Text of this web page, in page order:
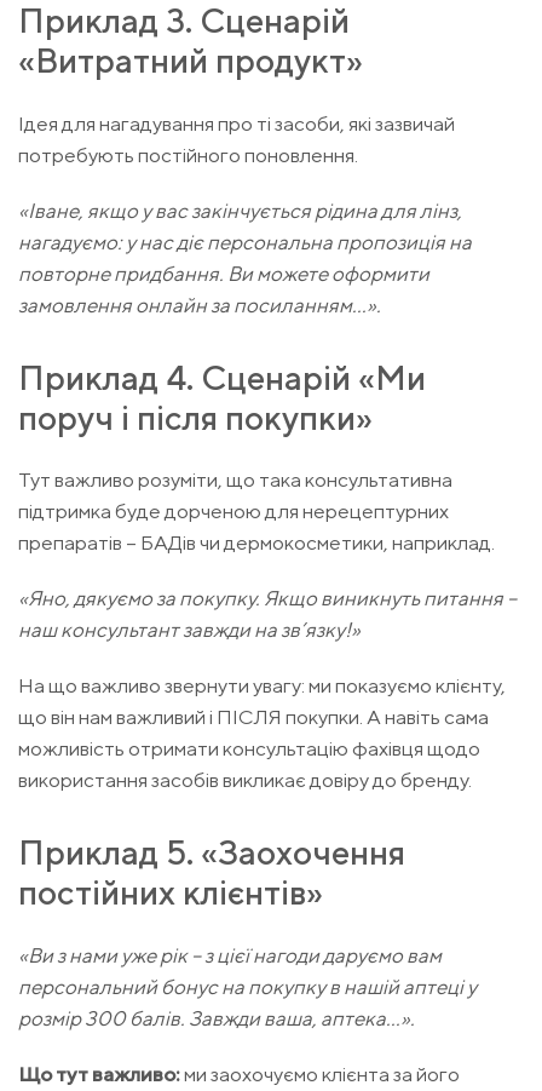
Приклад 3. Сценарій
«Витратний продукт»
Ідея для нагадування про ті засоби, які зазвичай
потребують постійного поновлення.
«Іване, якщо у вас закінчується рідина для лінз,
нагадуємо: у нас діє персональна пропозиція на
повторне придбання. Ви можете оформити
замовлення онлайн за посиланням...».
Приклад 4. Сценарій «Ми
поруч і після покупки»
Тут важливо розуміти, що така консультативна
підтримка буде дорченою для нерецептурних
препаратів – БАДів чи дермокосметики, наприклад.
«Яно, дякуємо за покупку. Якщо виникнуть питання –
наш консультант завжди на зв’язку!»
На що важливо звернути увагу: ми показуємо клієнту,
що він нам важливий і ПІСЛЯ покупки. А навіть сама
можливість отримати консультацію фахівця щодо
використання засобів викликає довіру до бренду.
Приклад 5. «Заохочення
постійних клієнтів»
«Ви з нами уже рік – з цієї нагоди даруємо вам
персональний бонус на покупку в нашій аптеці у
розмір 300 балів. Завжди ваша, аптека...».
Що тут важливо:ми заохочуємо клієнта за його